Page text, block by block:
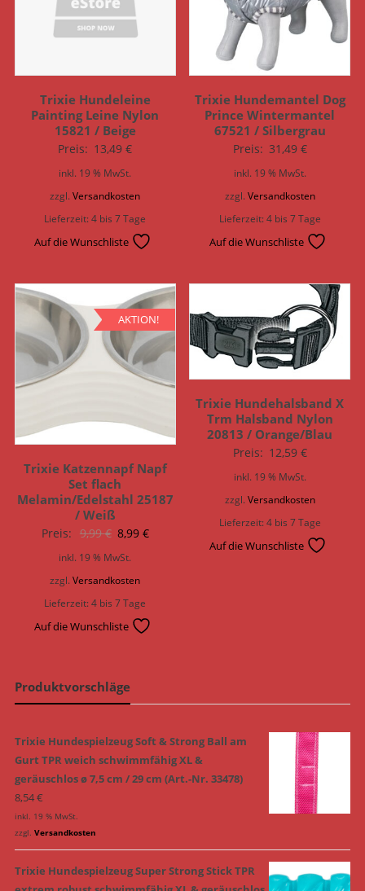
Trixie Hundeleine
Painting Leine Nylon
15821 / Beige
Preis: 13,49€
inkl. 19 % MwSt.
zzgl.Versandkosten
Lieferzeit:4 bis 7 Tage
Auf die Wunschliste
Trixie Hundemantel Dog
Prince Wintermantel
67521 / Silbergrau
Preis: 31,49 €
inkl. 19 % MwSt.
zzgl. Versandkosten
Lieferzeit:4 bis 7 Tage
Auf die Wunschliste
AKTION!
Trixie Katzennapf Napf
Set flach
Melamin/Edelstahl 25187
/ Weiß
Preis: 9,99€ Ursprünglicher
Preis
8,99 €Aktueller
inkl. 19 % MwSt.
zzgl.Versandkosten
Lieferzeit:4 bis 7 Tage
Auf die Wunschliste
Trixie Hundehalsband X
Trm Halsband Nylon
20813 / Orange/Blau
Preis: 12,59 €
inkl. 19 % MwSt.
zzgl.Versandkosten
Lieferzeit:4 bis 7 Tage
Auf die Wunschliste
Produktvorschläge
Trixie Hundespielzeug Soft & Strong Ball am
Gurt TPR weich schwimmfähig XL &
geräuschlos ø 7,5 cm / 29 cm (Art.-Nr. 33478)
8,54€
inkl. 19 % MwSt.
zzgl. Versandkosten
Trixie Hundespielzeug Super Strong Stick TPR